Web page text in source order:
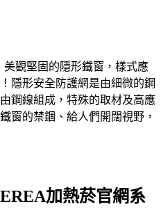
觀堅固的隱形鐵窗，樣式應
隱形安全防護網是由細微的鋼
鋼線組成，特殊的取材及高應
窗的禁錮、給人們開闊視野，
加熱菸官網系